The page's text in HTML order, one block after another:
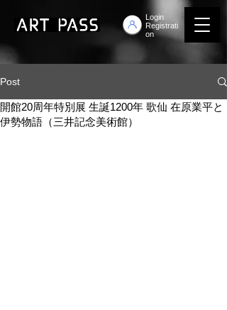
Login
Registrati
on
Post
開館20周年特別展 生誕1200年 歌仙 在原業平と
伊勢物語（三井記念美術館）